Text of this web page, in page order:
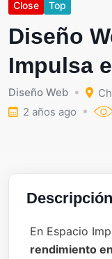
Close Top
Diseño
Impulsa
Diseño Web
2 años ago
Descripción
En Espacio
rendimiento